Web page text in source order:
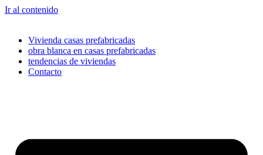
Ir al contenido
Vivienda casas prefabricadas
obra blanca en casas prefabricadas
tendencias de viviendas
Contacto